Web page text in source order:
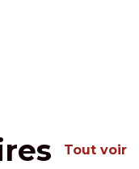
Tout voir